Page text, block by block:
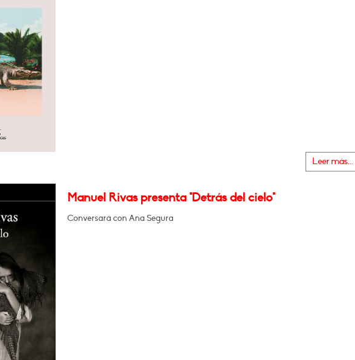
Leer más...
Manuel Rivas presenta "Detrás del cielo"
Conversará con Ana Segura